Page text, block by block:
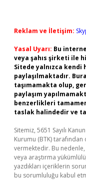
Reklam ve İletişim:
Yasal Uyarı: Bu
veya şahıs şirketi ile
Sitede yalnızca kendi
paylaşılmaktadır.
taşımamakta olup,
paylaşım
benzerlikleri
taslak halindedir ve
Sitemiz, 5651 Sayılı
Kurumu (BTK) tarafından
vermektedir. Bu
veya araştırma
yazdıkları içeriklerin
bu sorumluluğu kabul